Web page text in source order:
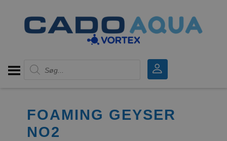
Products search
FOAMING GEYSER
NO2